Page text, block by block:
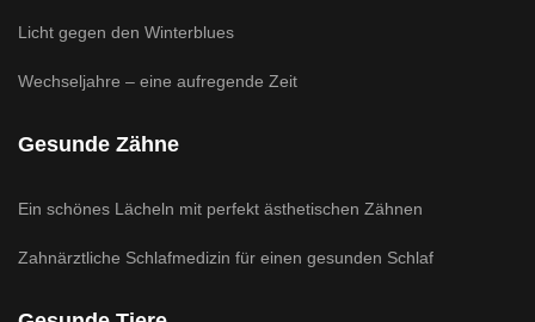
Licht gegen den Winterblues
Wechseljahre – eine aufregende Zeit
Gesunde Zähne
Ein schönes Lächeln mit perfekt ästhetischen Zähnen
Zahnärztliche Schlafmedizin für einen gesunden Schlaf